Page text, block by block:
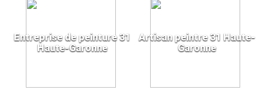
Entreprise de peinture 31
Haute-Garonne
Artisan peintre 31 Haute-
Garonne